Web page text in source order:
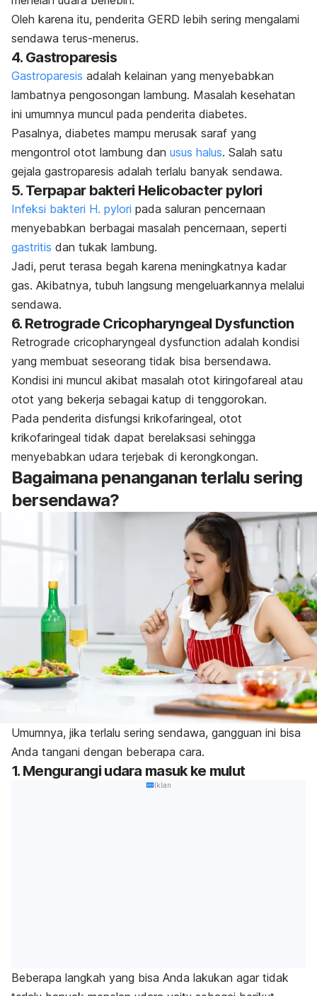
Oleh karena itu, penderita GERD lebih sering mengalami
sendawa terus-menerus.
4. Gastroparesis
Gastroparesis adalah kelainan yang menyebabkan
lambatnya pengosongan lambung. Masalah kesehatan
ini umumnya muncul pada penderita diabetes.
Pasalnya, diabetes mampu merusak saraf yang
mengontrol otot lambung dan usus halus. Salah satu
gejala gastroparesis adalah terlalu banyak sendawa.
5. Terpapar bakteri Helicobacter pylori
Infeksi bakteri H. pylori pada saluran pencernaan
menyebabkan berbagai masalah pencernaan, seperti
gastritis dan tukak lambung.
Jadi, perut terasa begah karena meningkatnya kadar
gas. Akibatnya, tubuh langsung mengeluarkannya melalui
sendawa.
6. Retrograde Cricopharyngeal Dysfunction
Retrograde cricopharyngeal dysfunction adalah kondisi
yang membuat seseorang tidak bisa bersendawa.
Kondisi ini muncul akibat masalah otot kiringofareal atau
otot yang bekerja sebagai katup di tenggorokan.
Pada penderita disfungsi krikofaringeal, otot
krikofaringeal tidak dapat berelaksasi sehingga
menyebabkan udara terjebak di kerongkongan.
Bagaimana penanganan terlalu sering
bersendawa?
Umumnya, jika terlalu sering sendawa, gangguan ini bisa
Anda tangani dengan beberapa cara.
1. Mengurangi udara masuk ke mulut
Iklan
Beberapa langkah yang bisa Anda lakukan agar tidak